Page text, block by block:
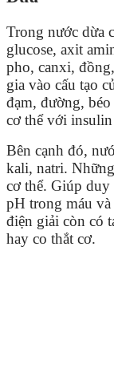
Trong nước dừa
glucose, axit
pho, canxi,
gia vào cấu tạo
đạm, đường,
cơ thể với
Bên cạnh đó,
kali, natri.
cơ thể. Giúp
pH trong máu và
điện giải còn có
hay co thắt cơ.